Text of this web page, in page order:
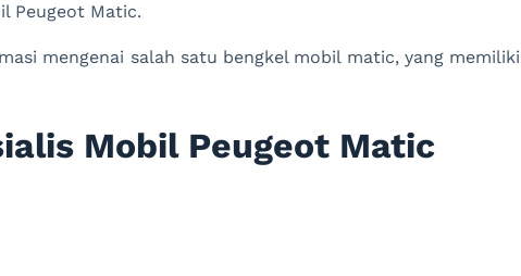
Peugeot Matic.
mengenai salah satu bengkel mobil matic, yang memiliki
Mobil Peugeot Matic